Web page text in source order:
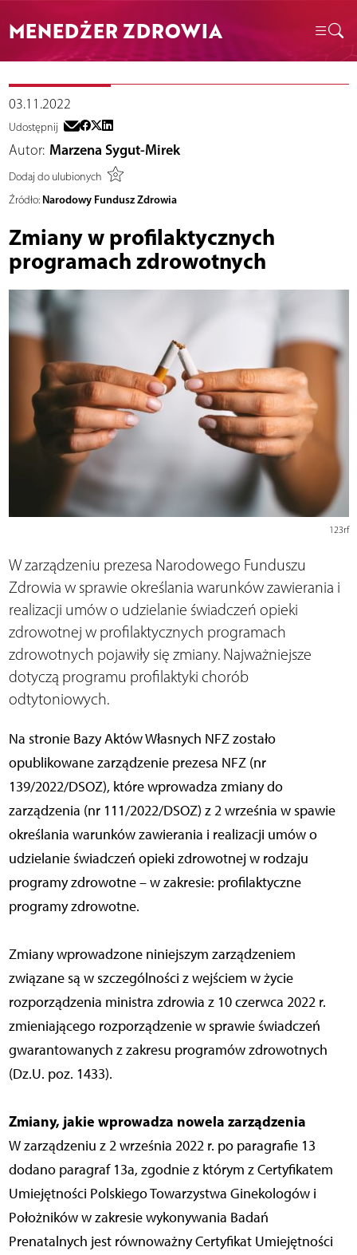
MENEDŻER ZDROWIA
03.11.2022
Udostępnij
Autor: Marzena Sygut-Mirek
Dodaj do ulubionych
Źródło: Narodowy Fundusz Zdrowia
Zmiany w profilaktycznych
programach zdrowotnych
123rf
W zarządzeniu prezesa Narodowego Funduszu
Zdrowia w sprawie określania warunków zawierania i
realizacji umów o udzielanie świadczeń opieki
zdrowotnej w profilaktycznych programach
zdrowotnych pojawiły się zmiany. Najważniejsze
dotyczą programu profilaktyki chorób
odtytoniowych.
Na stronie Bazy Aktów Własnych NFZ zostało
opublikowane zarządzenie prezesa NFZ (nr
139/2022/DSOZ), które wprowadza zmiany do
zarządzenia (nr 111/2022/DSOZ) z 2 września w spawie
określania warunków zawierania i realizacji umów o
udzielanie świadczeń opieki zdrowotnej w rodzaju
programy zdrowotne – w zakresie: profilaktyczne
programy zdrowotne.
Zmiany wprowadzone niniejszym zarządzeniem
związane są w szczególności z wejściem w życie
rozporządzenia ministra zdrowia z 10 czerwca 2022 r.
zmieniającego rozporządzenie w sprawie świadczeń
gwarantowanych z zakresu programów zdrowotnych
(Dz.U. poz. 1433).
Zmiany, jakie wprowadza nowela zarządzenia
W zarządzeniu z 2 września 2022 r. po paragrafie 13
dodano paragraf 13a, zgodnie z którym z Certyfikatem
Umiejętności Polskiego Towarzystwa Ginekologów i
Położników w zakresie wykonywania Badań
Prenatalnych jest równoważny Certyfikat Umiejętności